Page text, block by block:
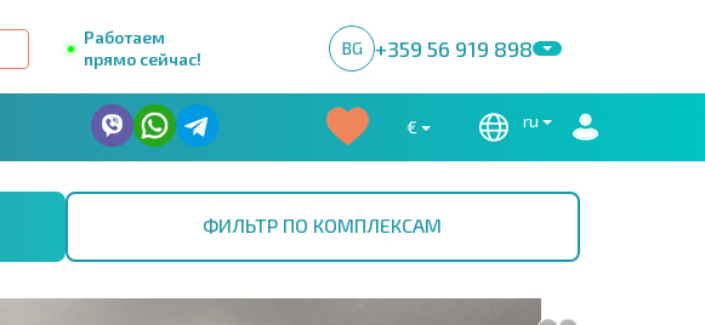
Работаем
прямо сейчас!
BG +359 56 919 898
€ ru
ФИЛЬТР ПО КОМПЛЕКСАМ